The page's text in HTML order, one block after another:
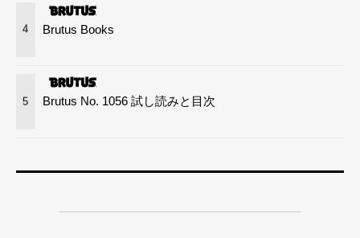
4 Brutus Books
5 Brutus No. 1056 試し読みと目次